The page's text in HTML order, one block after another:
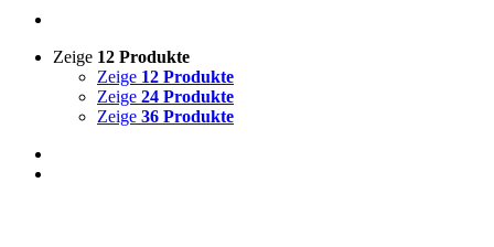
Zeige 12 Produkte
Zeige 12 Produkte
Zeige 24 Produkte
Zeige 36 Produkte